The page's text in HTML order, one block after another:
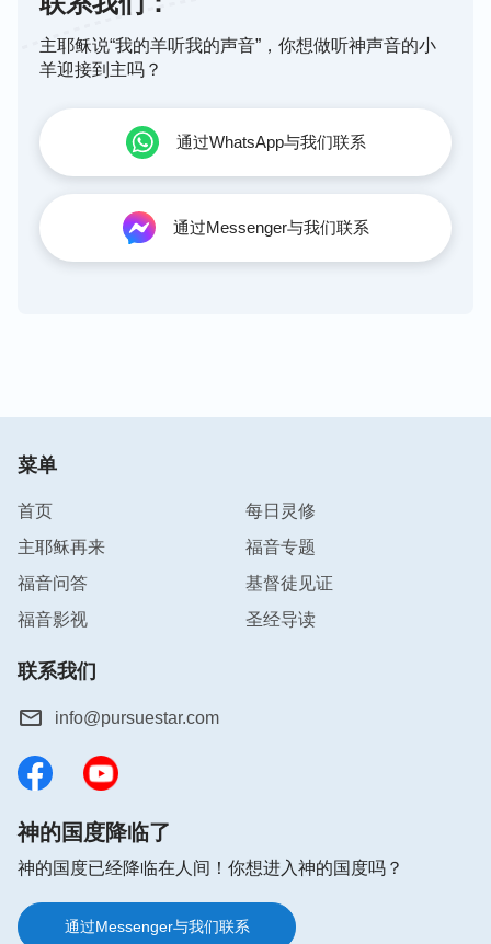
主耶稣说“我的羊听我的声音”，你想做听神声音的小
羊迎接到主吗？
通过WhatsApp与我们联系
通过Messenger与我们联系
菜单
首页
每日灵修
主耶稣再来
福音专题
福音问答
基督徒见证
福音影视
圣经导读
联系我们
info@pursuestar.com
神的国度降临了
神的国度已经降临在人间！你想进入神的国度吗？
通过Messenger与我们联系